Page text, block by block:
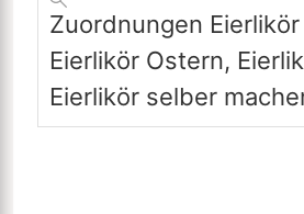
Zuordnungen
Eierlikör Ostern,
Eierlikör selber